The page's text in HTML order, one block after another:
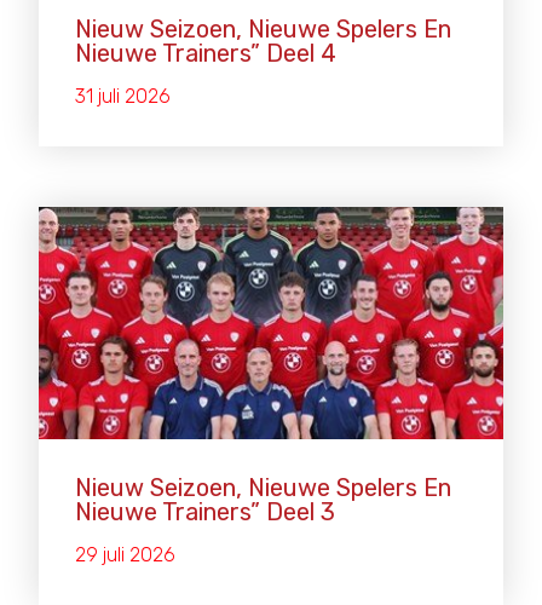
Nieuw Seizoen, Nieuwe Spelers En
Nieuwe Trainers” Deel 4
31 juli 2026
Nieuw Seizoen, Nieuwe Spelers En
Nieuwe Trainers” Deel 3
29 juli 2026